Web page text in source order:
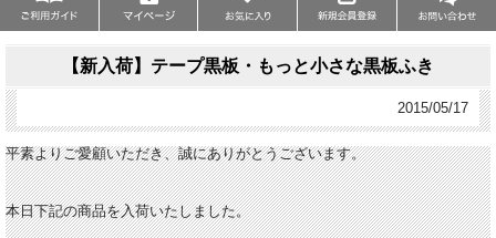
【新入荷】テープ黒板・もっと小さな黒板ふき
2015/05/17
平素よりご愛顧いただき、誠にありがとうございます。
本日下記の商品を入荷いたしました。